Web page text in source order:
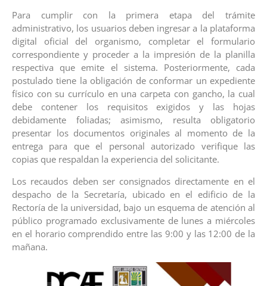
Para cumplir con la primera etapa del trámite
administrativo, los usuarios deben ingresar a la plataforma
digital oficial del organismo, completar el formulario
correspondiente y proceder a la impresión de la planilla
respectiva que emite el sistema. Posteriormente, cada
postulado tiene la obligación de conformar un expediente
físico con su currículo en una carpeta con gancho, la cual
debe contener los requisitos exigidos y las hojas
debidamente foliadas; asimismo, resulta obligatorio
presentar los documentos originales al momento de la
entrega para que el personal autorizado verifique las
copias que respaldan la experiencia del solicitante.
Los recaudos deben ser consignados directamente en el
despacho de la Secretaría, ubicado en el edificio de la
Rectoría de la universidad, bajo un esquema de atención al
público programado exclusivamente de lunes a miércoles
en el horario comprendido entre las 9:00 y las 12:00 de la
mañana.